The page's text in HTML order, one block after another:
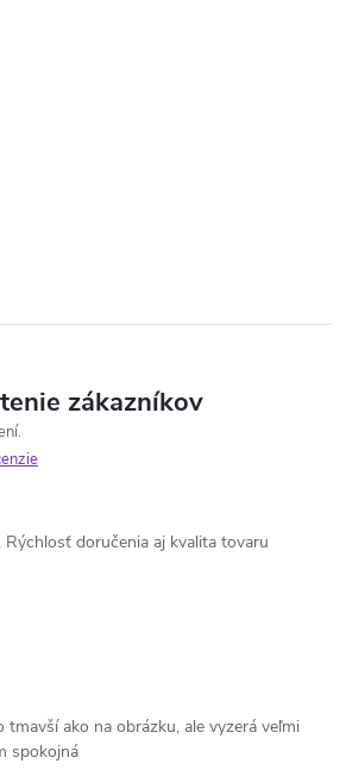
zákazníkov
doručenia aj kvalita tovaru
tmavší ako na obrázku, ale vyzerá veľmi
spokojná